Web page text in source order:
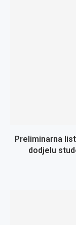
Preliminarna
dodjelu